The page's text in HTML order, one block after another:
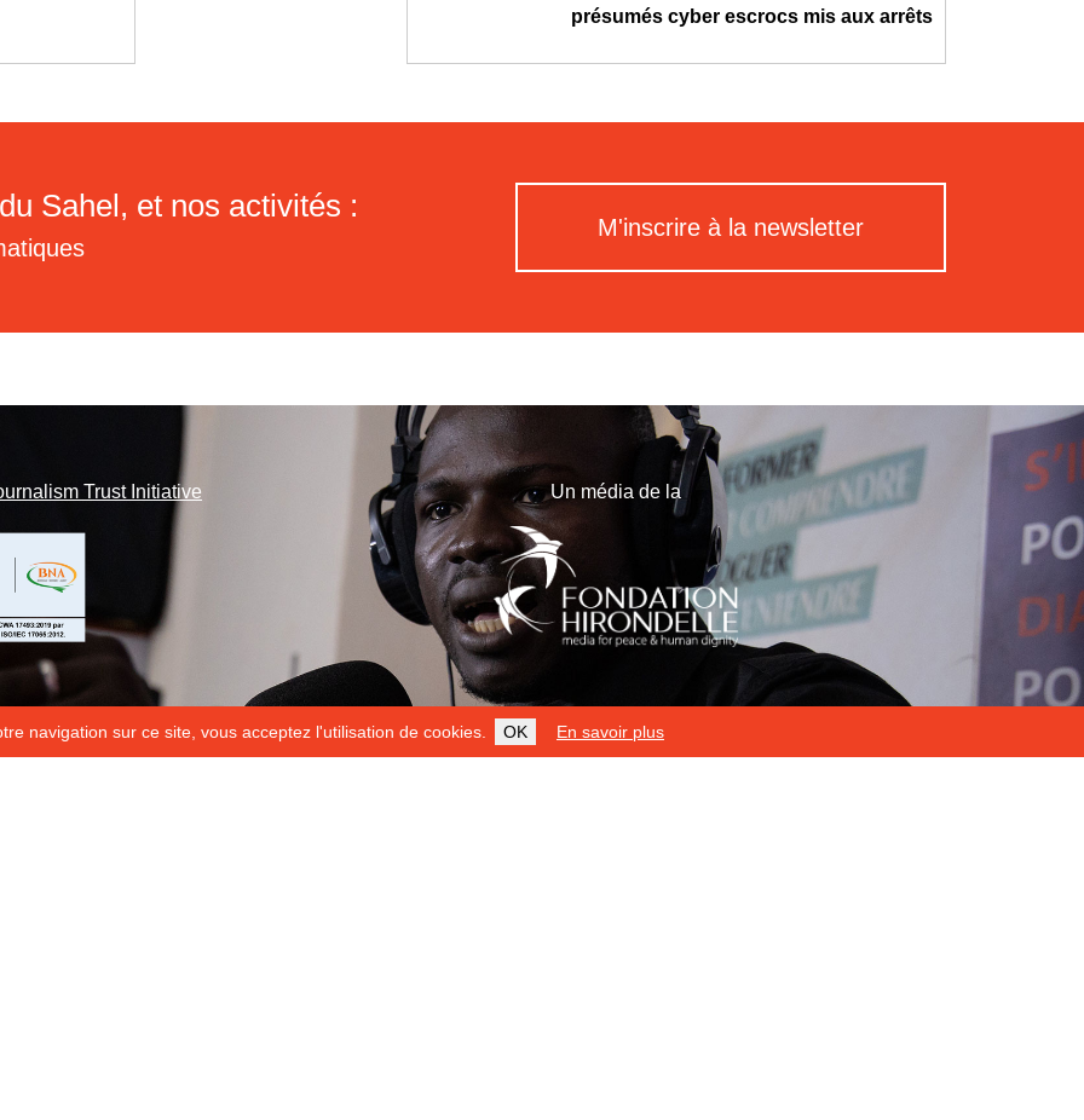
navigation sur ce site, vous acceptez l'utilisation de cookies. OK En savoir plus
présumés cyber escrocs mis aux arrêts
Sahel, et nos activités :
M'inscrire à la newsletter
Trust Initiative Un média de la
ILS NOUS SOUTIENNENT